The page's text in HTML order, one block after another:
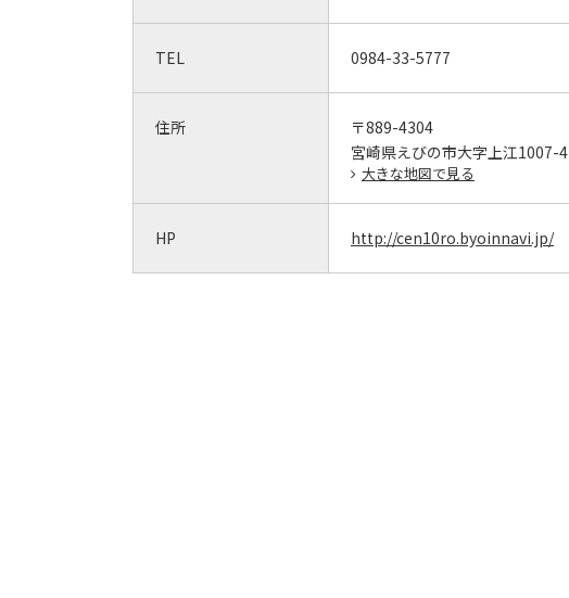
TEL 0984-33-5777
住所
〒889-4304
宮崎県えびの市大字上江1007-4
大きな地図で見る
HP http://cen10ro.byoinnavi.jp/